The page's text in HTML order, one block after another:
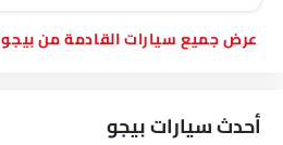
سيارات القادمة من بيجو
أحدث سيارات بيجو